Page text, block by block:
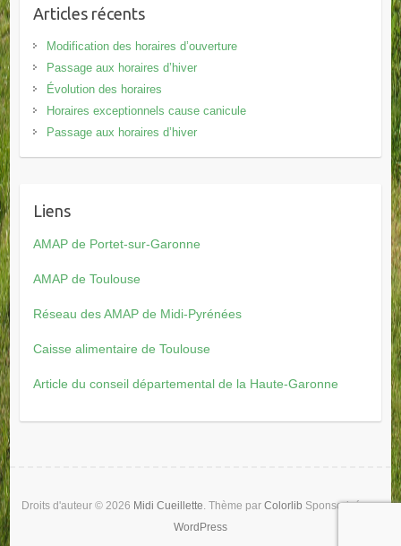
Articles récents
Modification des horaires d’ouverture
Passage aux horaires d’hiver
Évolution des horaires
Horaires exceptionnels cause canicule
Passage aux horaires d’hiver
Liens
AMAP de Portet-sur-Garonne
AMAP de Toulouse
Réseau des AMAP de Midi-Pyrénées
Caisse alimentaire de Toulouse
Article du conseil départemental de la Haute-Garonne
Droits d'auteur © 2026 Midi Cueillette. Thème par Colorlib Sponsorisé par
WordPress